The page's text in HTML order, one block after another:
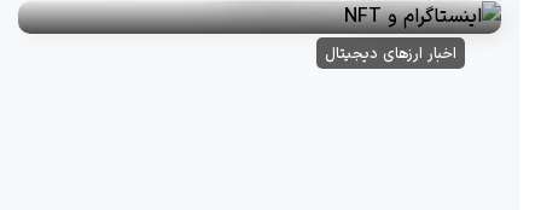
اخبار ارزهای دیجیتال